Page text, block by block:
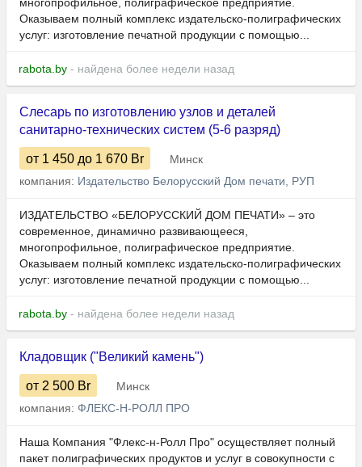
многопрофильное, полиграфическое предприятие.
Оказываем полный комплекс издательско-полиграфических
услуг: изготовление печатной продукции с помощью...
rabota.by - найдена более недели назад
Слесарь по изготовлению узлов и деталей
санитарно-технических систем (5-6 разряд)
от 1 450 до 1 670 Br
Минск
компания: Издательство Белорусский Дом печати, РУП
ИЗДАТЕЛЬСТВО «БЕЛОРУССКИЙ ДОМ ПЕЧАТИ» – это
современное, динамично развивающееся,
многопрофильное, полиграфическое предприятие.
Оказываем полный комплекс издательско-полиграфических
услуг: изготовление печатной продукции с помощью...
rabota.by - найдена более недели назад
Кладовщик ("Великий камень")
от 2 500 Br
Минск
компания: ФЛЕКС-Н-РОЛЛ ПРО
Наша Компания "Флекс-н-Ролл Про" осуществляет полный
пакет полиграфических продуктов и услуг в совокупности с